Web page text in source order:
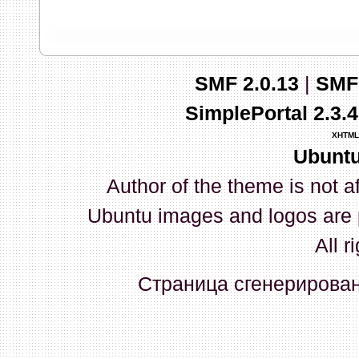
03 Апреля 2026, 10:02:33
whookey:GenKass: с
03 Апреля 2026, 05:22:56
GenKass:По тому же
02 Апреля 2026, 12:56:37
GenKass:Всем доброго
серии (6592) 1-1245, 3-
прошить до 7926, чтобы
Атол 11 видится в системе
SMF 2.0.13|
SimplePortal
XHTML
Author of the theme is not
Ubuntu images and logos
All
Страница